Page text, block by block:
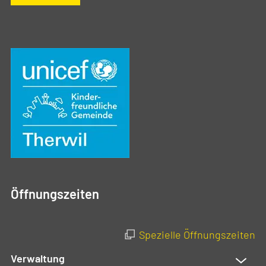
Öffnungszeiten
Spezielle Öffnungszeiten
Verwaltung